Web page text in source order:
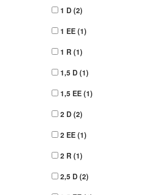
1 D (2)
1 EE (1)
1 R (1)
1,5 D (1)
1,5 EE (1)
2 D (2)
2 EE (1)
2 R (1)
2,5 D (2)